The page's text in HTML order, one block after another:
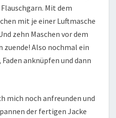
Mit dem
mit je einer Luftmasche
zehn Maschen vor dem
zuende! Also nochmal ein
anknüpfen und dann
mich noch anfreunden und
der fertigen Jacke